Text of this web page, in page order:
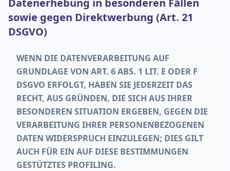
Datenerhebung in besonderen Fällen
sowie gegen Direktwerbung (Art. 21
DSGVO)
WENN DIE DATENVERARBEITUNG AUF
GRUNDLAGE VON ART. 6 ABS. 1 LIT. E ODER F
DSGVO ERFOLGT, HABEN SIE JEDERZEIT DAS
RECHT, AUS GRÜNDEN, DIE SICH AUS IHRER
BESONDEREN SITUATION ERGEBEN, GEGEN DIE
VERARBEITUNG IHRER PERSONENBEZOGENEN
DATEN WIDERSPRUCH EINZULEGEN; DIES GILT
AUCH FÜR EIN AUF DIESE BESTIMMUNGEN
GESTÜTZTES PROFILING.